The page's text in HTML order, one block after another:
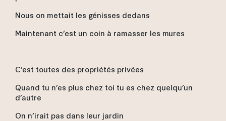
Nous on mettait les génisses dedans
Maintenant c’est un coin à ramasser les mures
C’est toutes des propriétés privées
Quand tu n’es plus chez toi tu es chez quelqu’un
d’autre
On n’irait pas dans leur jardin